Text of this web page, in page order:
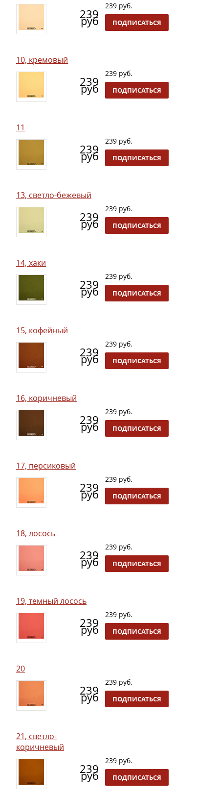
239
руб
239 руб.
ПОДПИСАТЬСЯ
10, кремовый
239
руб
239 руб.
ПОДПИСАТЬСЯ
11
239
руб
239 руб.
ПОДПИСАТЬСЯ
13, светло-бежевый
239
руб
239 руб.
ПОДПИСАТЬСЯ
14, хаки
239
руб
239 руб.
ПОДПИСАТЬСЯ
15, кофейный
239
руб
239 руб.
ПОДПИСАТЬСЯ
16, коричневый
239
руб
239 руб.
ПОДПИСАТЬСЯ
17, персиковый
239
руб
239 руб.
ПОДПИСАТЬСЯ
18, лосось
239
руб
239 руб.
ПОДПИСАТЬСЯ
19, темный лосось
239
руб
239 руб.
ПОДПИСАТЬСЯ
20
239
руб
239 руб.
ПОДПИСАТЬСЯ
21, светло-
коричневый
239
руб
239 руб.
ПОДПИСАТЬСЯ